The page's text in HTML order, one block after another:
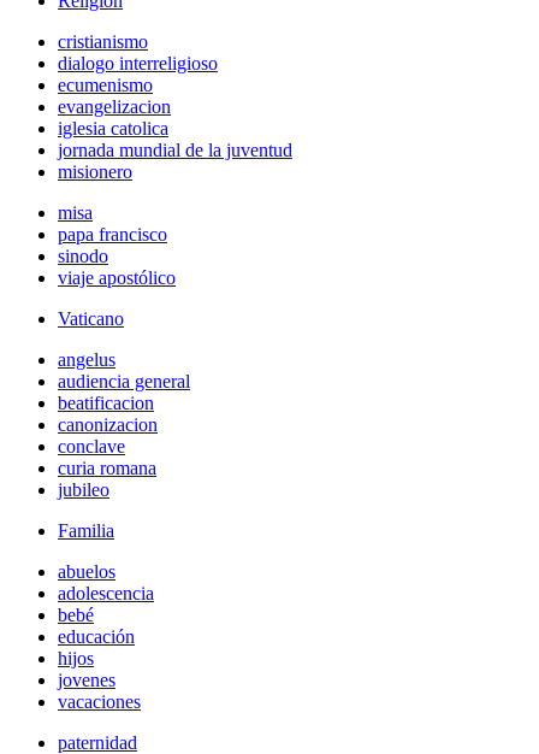
cristianismo
dialogo interreligioso
ecumenismo
evangelizacion
iglesia catolica
jornada mundial de la juventud
misionero
misa
papa francisco
sinodo
viaje apostólico
Vaticano
angelus
audiencia general
beatificacion
canonizacion
conclave
curia romana
jubileo
Familia
abuelos
adolescencia
bebé
educación
hijos
jovenes
vacaciones
paternidad